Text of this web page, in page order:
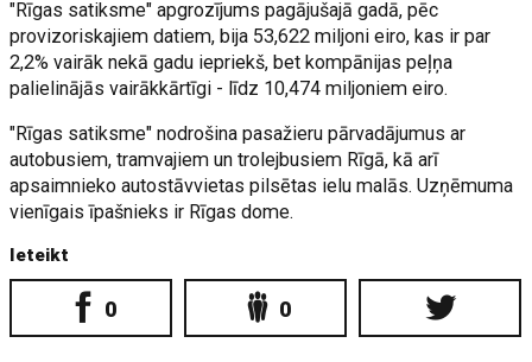
"Rīgas satiksme" apgrozījums pagājušajā gadā, pēc
provizoriskajiem datiem, bija 53,622 miljoni eiro, kas ir par
2,2% vairāk nekā gadu iepriekš, bet kompānijas peļņa
palielinājās vairākkārtīgi - līdz 10,474 miljoniem eiro.
"Rīgas satiksme" nodrošina pasažieru pārvadājumus ar
autobusiem, tramvajiem un trolejbusiem Rīgā, kā arī
apsaimnieko autostāvvietas pilsētas ielu malās. Uzņēmuma
vienīgais īpašnieks ir Rīgas dome.
Ieteikt
0 0